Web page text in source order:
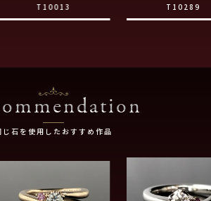
T10013 T10289
じ石を使用したおすすめ作品